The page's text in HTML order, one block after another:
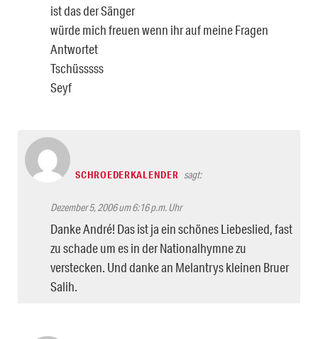
ist das der Sänger
würde mich freuen wenn ihr auf meine Fragen
Antwortet
Tschüsssss
Seyf
SCHROEDERKALENDER sagt:
Dezember 5, 2006 um 6:16 p.m. Uhr
Danke André! Das ist ja ein schönes Liebeslied, fast
zu schade um es in der Nationalhymne zu
verstecken. Und danke an Melantrys kleinen Bruer
Salih.